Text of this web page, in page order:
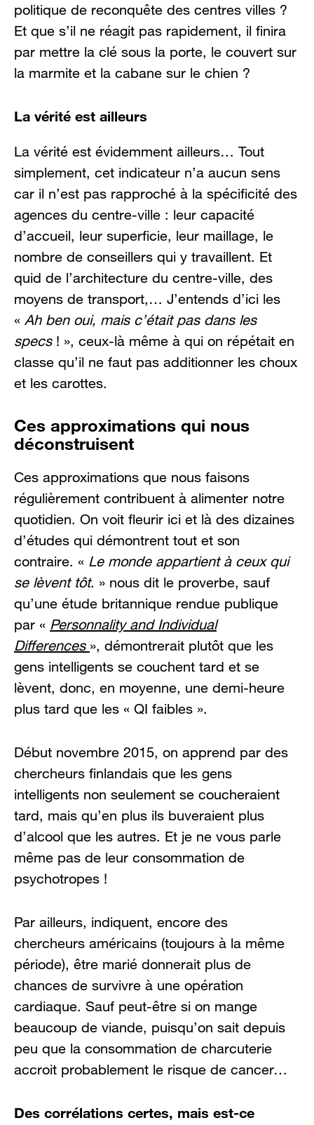
politique de reconquête des centres villes ?
Et que s’il ne réagit pas rapidement, il finira
par mettre la clé sous la porte, le couvert sur
la marmite et la cabane sur le chien ?
La vérité est ailleurs
La vérité est évidemment ailleurs… Tout
simplement, cet indicateur n’a aucun sens
car il n’est pas rapproché à la spécificité des
agences du centre-ville : leur capacité
d’accueil, leur superficie, leur maillage, le
nombre de conseillers qui y travaillent. Et
quid de l’architecture du centre-ville, des
moyens de transport,… J’entends d’ici les
« Ah ben oui, mais c’était pas dans les
specs ! », ceux-là même à qui on répétait en
classe qu’il ne faut pas additionner les choux
et les carottes.
Ces approximations qui nous
déconstruisent
Ces approximations que nous faisons
régulièrement contribuent à alimenter notre
quotidien. On voit fleurir ici et là des dizaines
d’études qui démontrent tout et son
contraire. « Lemonde appartient à ceux qui
se lèvent tôt. » nous dit le proverbe, sauf
qu’une étude britannique rendue publique
par « Personnality and Individual
Differences », démontrerait plutôt que les
gens intelligents se couchent tard et se
lèvent, donc, en moyenne, une demi-heure
plus tard que les « QI faibles ».
Début novembre 2015, on apprend par des
chercheurs finlandais que les gens
intelligents non seulement se coucheraient
tard, mais qu’en plus ils buveraient plus
d’alcool que les autres. Et je ne vous parle
même pas de leur consommation de
psychotropes !
Par ailleurs, indiquent, encore des
chercheurs américains (toujours à la même
période), être marié donnerait plus de
chances de survivre à une opération
cardiaque. Sauf peut-être si on mange
beaucoup de viande, puisqu’on sait depuis
peu que la consommation de charcuterie
accroit probablement le risque de cancer…
Des corrélations certes, mais est-ce